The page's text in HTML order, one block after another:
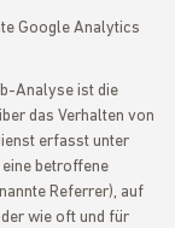
Google Analytics
Analyse ist die
das Verhalten von
erfasst unter
betroffene
Referrer), auf
wie oft und für